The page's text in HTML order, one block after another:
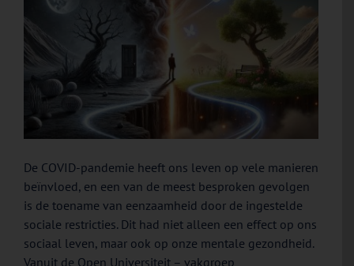
De COVID-pandemie heeft ons leven op vele manieren
beïnvloed, en een van de meest besproken gevolgen
is de toename van eenzaamheid door de ingestelde
sociale restricties. Dit had niet alleen een effect op ons
sociaal leven, maar ook op onze mentale gezondheid.
Vanuit de Open Universiteit – vakgroep